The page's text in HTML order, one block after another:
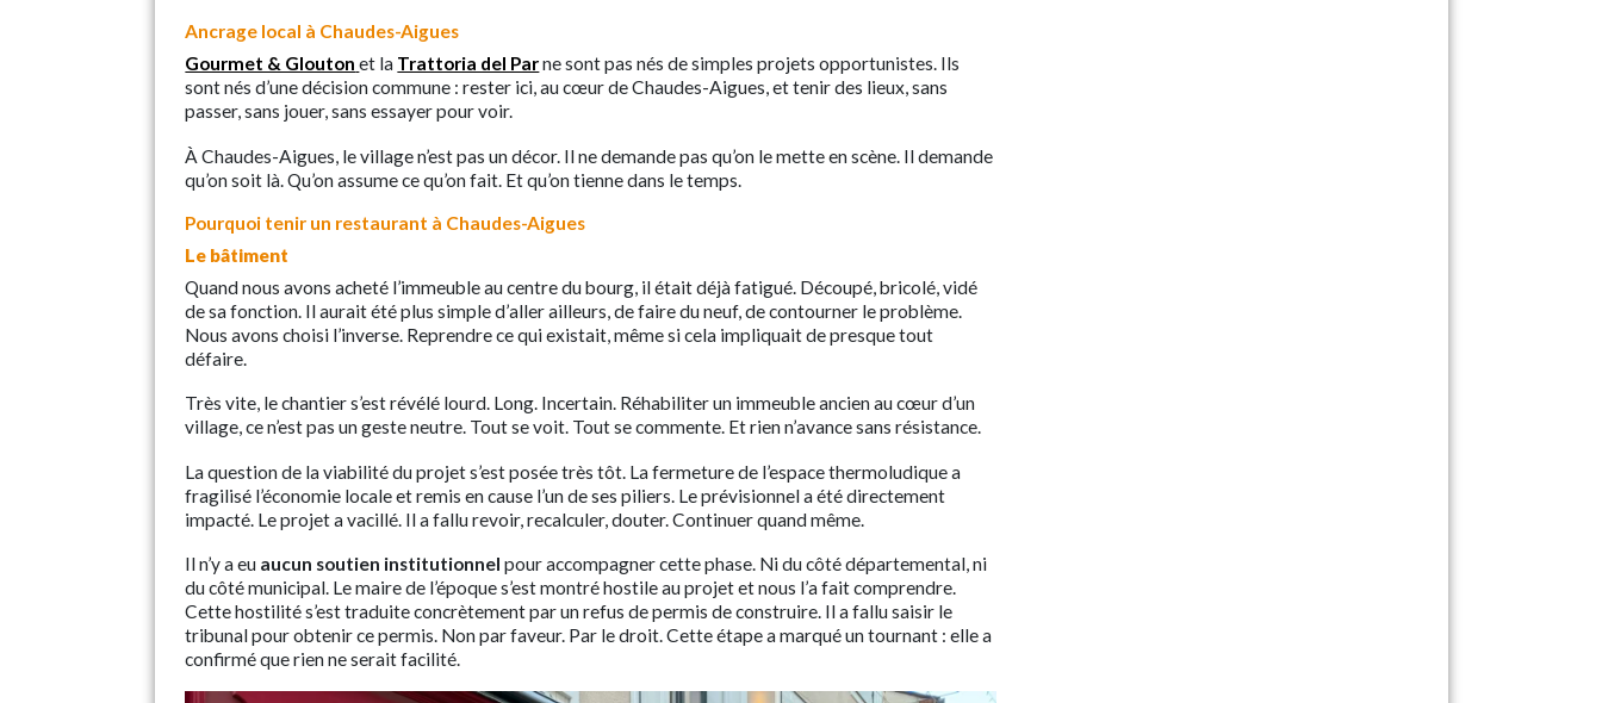
Ancrage local à Chaudes-Aigues
Gourmet & Glouton et la Trattoria del Parne sont pas nés de simples projets opportunistes. Ils
sont nés d’une décision commune : rester ici, au cœur de Chaudes-Aigues, et tenir des lieux, sans
passer, sans jouer, sans essayer pour voir.
À Chaudes-Aigues, le village n’est pas un décor. Il ne demande pas qu’on le mette en scène. Il demande
qu’on soit là. Qu’on assume ce qu’on fait. Et qu’on tienne dans le temps.
Pourquoi tenir un restaurant à Chaudes-Aigues
Le bâtiment
Quand nous avons acheté l’immeuble au centre du bourg, il était déjà fatigué. Découpé, bricolé, vidé
de sa fonction. Il aurait été plus simple d’aller ailleurs, de faire du neuf, de contourner le problème.
Nous avons choisi l’inverse. Reprendre ce qui existait, même si cela impliquait de presque tout
défaire.
Très vite, le chantier s’est révélé lourd. Long. Incertain. Réhabiliter un immeuble ancien au cœur d’un
village, ce n’est pas un geste neutre. Tout se voit. Tout se commente. Et rien n’avance sans résistance.
La question de la viabilité du projet s’est posée très tôt. La fermeture de l’espace thermoludique a
fragilisé l’économie locale et remis en cause l’un de ses piliers. Le prévisionnel a été directement
impacté. Le projet a vacillé. Il a fallu revoir, recalculer, douter. Continuer quand même.
Il n’y a eu aucun soutien institutionnel pour accompagner cette phase. Ni du côté départemental, ni
du côté municipal. Le maire de l’époque s’est montré hostile au projet et nous l’a fait comprendre.
Cette hostilité s’est traduite concrètement par un refus de permis de construire. Il a fallu saisir le
tribunal pour obtenir ce permis. Non par faveur. Par le droit. Cette étape a marqué un tournant : elle a
confirmé que rien ne serait facilité.